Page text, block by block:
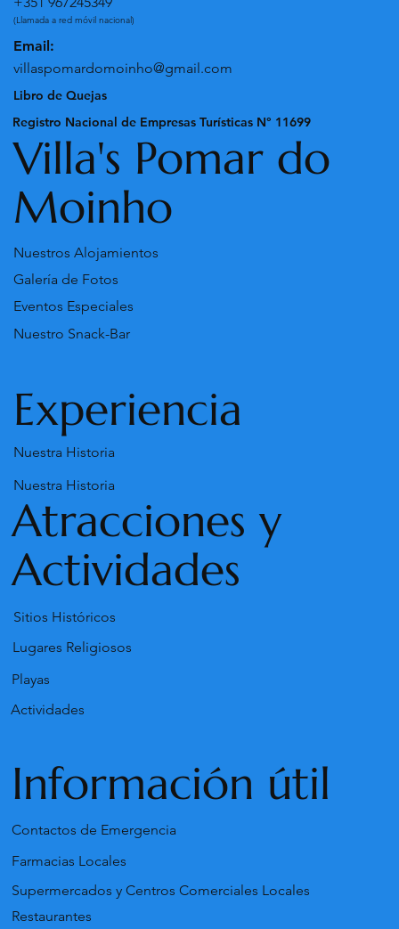
(Llamada a red móvil nacional)
Email:
villaspomardomoinho@gmail.com
Libro de Quejas
Registro Nacional de Empresas Turísticas N° 11699
Villa's Pomar do
Moinho
Nuestros Alojamientos
Galería de Fotos
Nuestro Snack-Bar
Eventos Especiales
Experiencia
Nuestra Historia
Nuestra Historia
Atracciones y
Actividades
Sitios Históricos
Lugares Religiosos
Playas
Actividades
Información útil
Contactos de Emergencia
Farmacias Locales
Supermercados y Centros Comerciales Locales
Restaurantes